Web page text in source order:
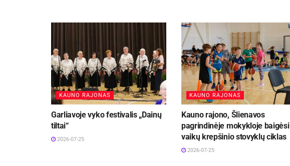
KAUNO RAJONAS
Garliavoje vyko festivalis „Dainų
tiltai“
2026-07-25
KAUNO RAJONAS
Kauno rajono, Šlienavos
pagrindinėje mokykloje baigėsi
vaikų krepšinio stovyklų ciklas
2026-07-25